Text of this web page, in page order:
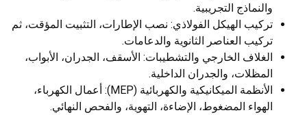
والنماذج التجريبية.
تركيب الهيكل الفولاذي: نصب الإطارات، التثبيت المؤقت، ثم
تركيب العناصر الثانوية والدعامات.
الغلاف الخارجي والتشطيبات: الأسقف، الجدران، الأبواب،
المظلات، والجدران الداخلية.
الأنظمة الميكانيكية والكهربائية (MEP): أعمال الكهرباء،
الهواء المضغوط، الإضاءة، التهوية، والفحص النهائي.